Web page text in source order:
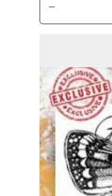
and
–
Crazy
Maison-
1047
antall
−